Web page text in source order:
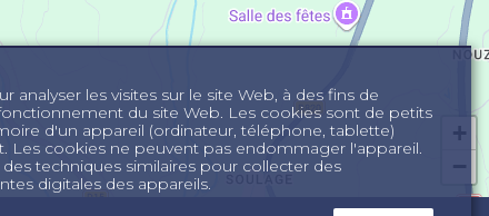
+
−
analyser les visites sur le site Web, à des fins de
du site Web. Les cookies sont de petits
d'un appareil (ordinateur, téléphone, tablette)
Les cookies ne peuvent pas endommager l'appareil.
techniques similaires pour collecter des
digitales des appareils.